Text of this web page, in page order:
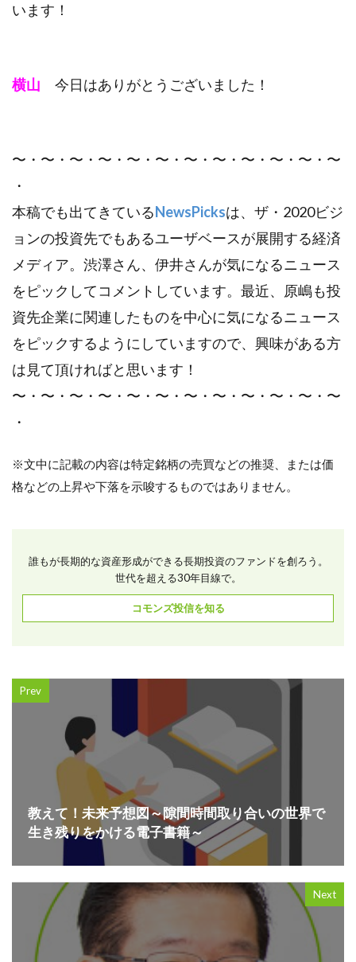
います！
横山 今日はありがとうございました！
〜・〜・〜・〜・〜・〜・〜・〜・〜・〜・〜・〜
・
本稿でも出てきているNewsPicksは、ザ・2020ビジ
ョンの投資先でもあるユーザベースが展開する経済
メディア。渋澤さん、伊井さんが気になるニュース
をピックしてコメントしています。最近、原嶋も投
資先企業に関連したものを中心に気になるニュース
をピックするようにしていますので、興味がある方
は見て頂ければと思います！
〜・〜・〜・〜・〜・〜・〜・〜・〜・〜・〜・〜
・
※文中に記載の内容は特定銘柄の売買などの推奨、または価
格などの上昇や下落を示唆するものではありません。
誰もが長期的な資産形成ができる長期投資のファンドを創ろう。
世代を超える30年目線で。
コモンズ投信を知る
Prev
教えて！未来予想図～隙間時間取り合いの世界で
生き残りをかける電子書籍～
Next